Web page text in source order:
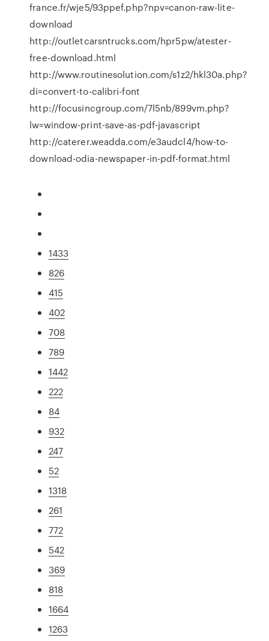
france.fr/wje5/93ppef.php?npv=canon-raw-lite-
download
http://outletcarsntrucks.com/hpr5pw/atester-
free-download.html
http://www.routinesolution.com/s1z2/hkl30a.php?
di=convert-to-calibri-font
http://focusincgroup.com/7l5nb/899vm.php?
lw=window-print-save-as-pdf-javascript
http://caterer.weadda.com/e3audcl4/how-to-
download-odia-newspaper-in-pdf-format.html
1433
826
415
402
708
789
1442
222
84
932
247
52
1318
261
772
542
369
818
1664
1263